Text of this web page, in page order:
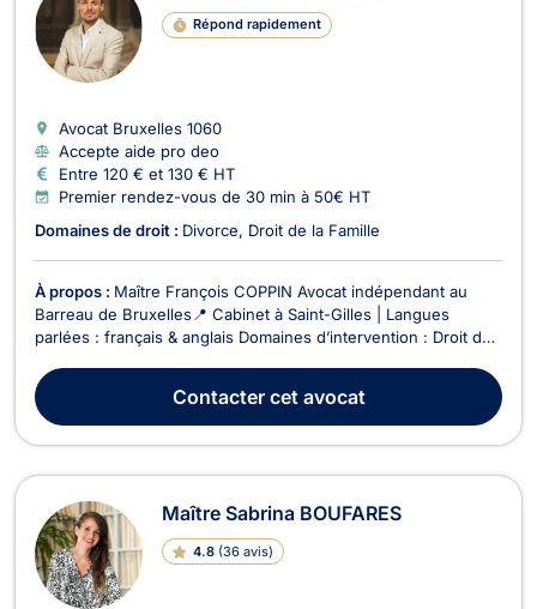
Répond rapidement
Avocat Bruxelles 1060
Accepte aide pro deo
Entre 120 € et 130 € HT
Premier rendez-vous de 30 min à 50€ HT
Domaines de droit : Divorce Droit de la Famille
À propos : Maître François COPPIN Avocat indépendant au
Barreau de Bruxelles📍 Cabinet à Saint-Gilles | Langues
parlées : français & anglais Domaines d’intervention : Droit de
parentale, pension alimentaire, garde d’enfants, etc. Droit
immobilier : baux d’habitation,...
Contactercet avocat
Maître Sabrina BOUFARES
4.8 (36 avis)